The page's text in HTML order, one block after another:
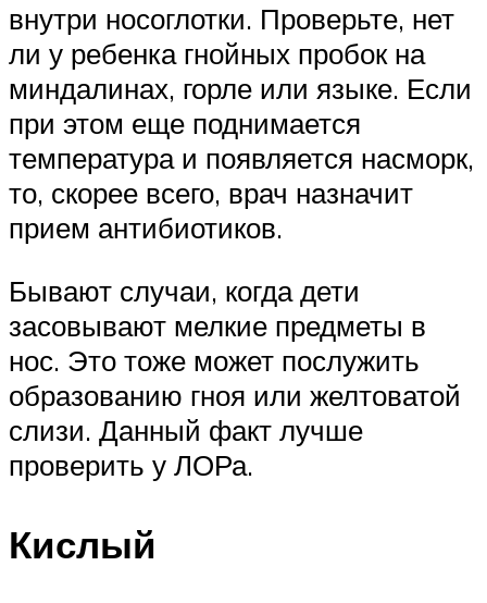
внутри носоглотки. Проверьте, нет
ли у ребенка гнойных пробок на
миндалинах, горле или языке. Если
при этом еще поднимается
температура и появляется насморк,
то, скорее всего, врач назначит
прием антибиотиков.
Бывают случаи, когда дети
засовывают мелкие предметы в
нос. Это тоже может послужить
образованию гноя или желтоватой
слизи. Данный факт лучше
проверить у ЛОРа.
Кислый